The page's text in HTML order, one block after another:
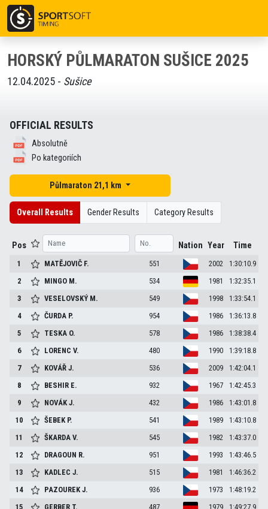
HORSKÝ PŮLMARATON SUŠICE 2025
12.04.2025 - Sušice
OFFICIAL RESULTS
Absolutně
Po kategoriích
Půlmaraton 21,1 km
Overall Results Gender Results Category Results
Pos Nation Year Time
1 MATĚJOVIČ F. 551 2002
1:30:10.9
2
MINGO M. 534 1981
1:32:35.1
3
VESELOVSKÝ M. 549 1998
1:33:54.1
4
ČURDA P. 954 1986
1:36:13.8
5
TESKA O. 578 1986
1:38:38.4
6
LORENCV. 480 1990
1:39:18.8
7
KOVÁŘJ. 536 2009
1:42:04.1
8
BESHIR E. 932 1967
1:42:45.3
9
NOVÁKJ. 432 1986
1:43:01.8
10
ŠEBEK P. 541 1989
1:43:10.8
11
ŠKARDAV. 545 1982
1:43:37.0
12
DRAGOUN R. 951 1993
1:43:46.5
13
KADLECJ. 515 1981
1:46:36.2
14
PAZOUREKJ. 936 1973
1:48:19.2
15
GERBER T. 487 1979
1:49:27.9